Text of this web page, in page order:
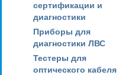
сертификации и
диагностики
Приборы для
диагностики ЛВС
Тестеры для
оптического кабеля